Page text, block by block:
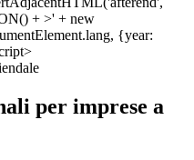
per imprese a